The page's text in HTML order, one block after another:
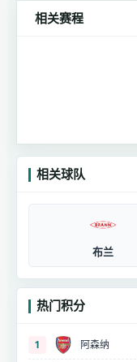
相关赛程
相关球队
布兰
热门积分
1 阿森纳